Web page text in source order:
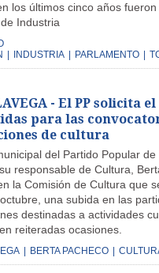
los últimos cinco años
Industria
INDUSTRIA PARLAMENTO
- El PP solicita
para las
de cultura
del Partido Popular de
responsable de Cultura,
la Comisión de Cultura que
una subida en las
destinadas a actividades
reiteradas ocasiones.
BERTA PACHECO